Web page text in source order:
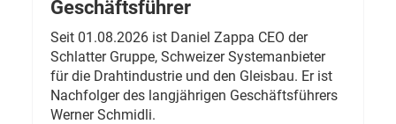
Geschäftsführer
Seit 01.08.2026 ist Daniel Zappa CEO der
Schlatter Gruppe, Schweizer Systemanbieter
für die Drahtindustrie und den Gleisbau. Er ist
Nachfolger des langjährigen Geschäftsführers
Werner Schmidli.